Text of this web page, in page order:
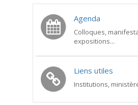
Agenda
Colloques,
expositions...
Liens utiles
Institutions,